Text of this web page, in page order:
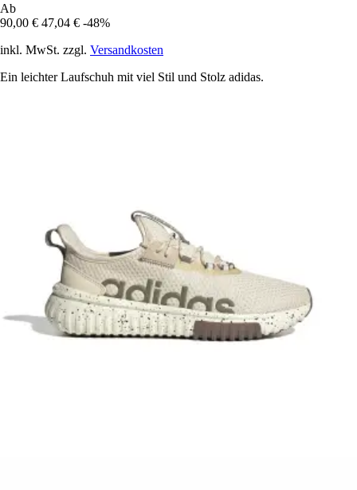
Ab
90,00 € 47,04 € -48%
inkl. MwSt. zzgl. Versandkosten
Ein leichter Laufschuh mit viel Stil und Stolz adidas.